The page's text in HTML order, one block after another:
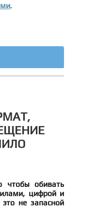
.
чтобы обивать
цифрой и
не запасной